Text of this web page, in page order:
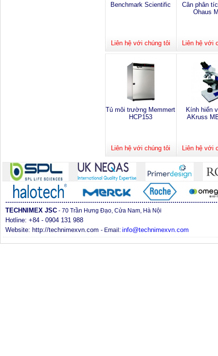
Benchmark Scientific
Liên hệ với chúng tôi
Cân phân
Ohaus
Liên hệ với
Tủ môi trường Memmert
HCP153
Liên hệ với chúng tôi
Kính hiển
AKruss
Liên hệ với
TECHNIMEX JSC - 70 Trần Hưng Ðạo, Cửa Nam, Hà Nội
Hotline: +84 - 0904 131 988
Website: http://technimexvn.com - Email: info@technimexvn.com